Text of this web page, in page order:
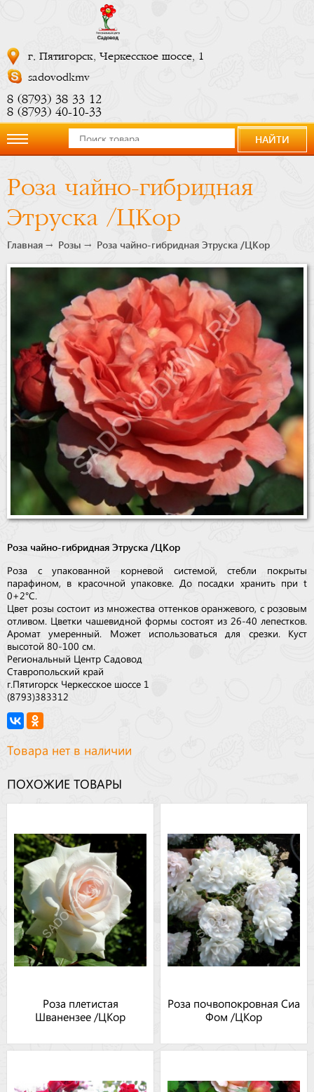
г. Пятигорск, Черкесское шоссе, 1
sadovodkmv
8 (8793) 38 33 12
8 (8793) 40-10-33
компании
Новости
Купить
Бренды
Доставка
Оптовикам
НАЙТИ
Роза чайно-гибридная
Этруска /ЦКор
Главная Розы Роза чайно-гибридная Этруска /ЦКор
Роза чайно-гибридная Этруска /ЦКор
Роза с упакованной корневой системой, стебли покрыты
парафином, в красочной упаковке. До посадки хранить при t
0+2°С.
Цвет розы состоит из множества оттенков оранжевого, с розовым
отливом. Цветки чашевидной формы состоят из 26-40 лепестков.
Аромат умеренный. Может использоваться для срезки. Куст
высотой 80-100 см.
Региональный Центр Садовод
Ставропольский край
г.Пятигорск Черкесское шоссе 1
(8793)383312
Товара нет в наличии
ПОХОЖИЕ ТОВАРЫ
Роза плетистая
Шванензее /ЦКор
Роза почвопокровная Сиа
Фом /ЦКор